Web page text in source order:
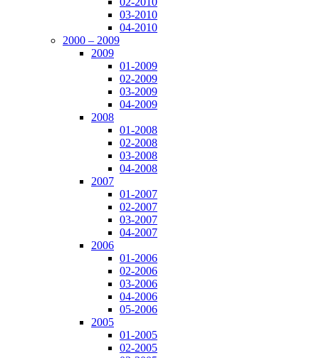
03-2010
04-2010
2000 – 2009
2009
01-2009
02-2009
03-2009
04-2009
2008
01-2008
02-2008
03-2008
04-2008
2007
01-2007
02-2007
03-2007
04-2007
2006
01-2006
02-2006
03-2006
04-2006
05-2006
2005
01-2005
02-2005